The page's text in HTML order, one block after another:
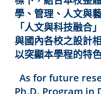
學、管理、人文與
「人文與科技融合
與國內各校之設計
以突顯本學程的特
As for future
Ph.D. Program in